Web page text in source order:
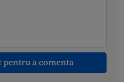
a comenta